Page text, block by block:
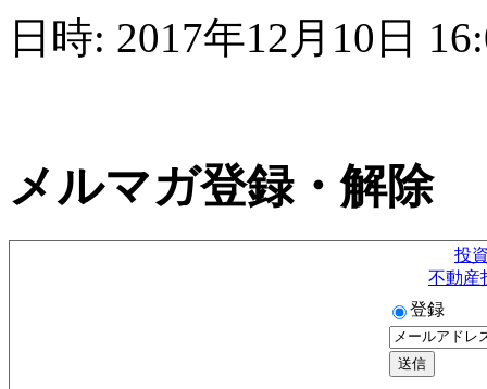
日時: 2017年12月10日
メルマガ登録・解除
投
不動産
登録